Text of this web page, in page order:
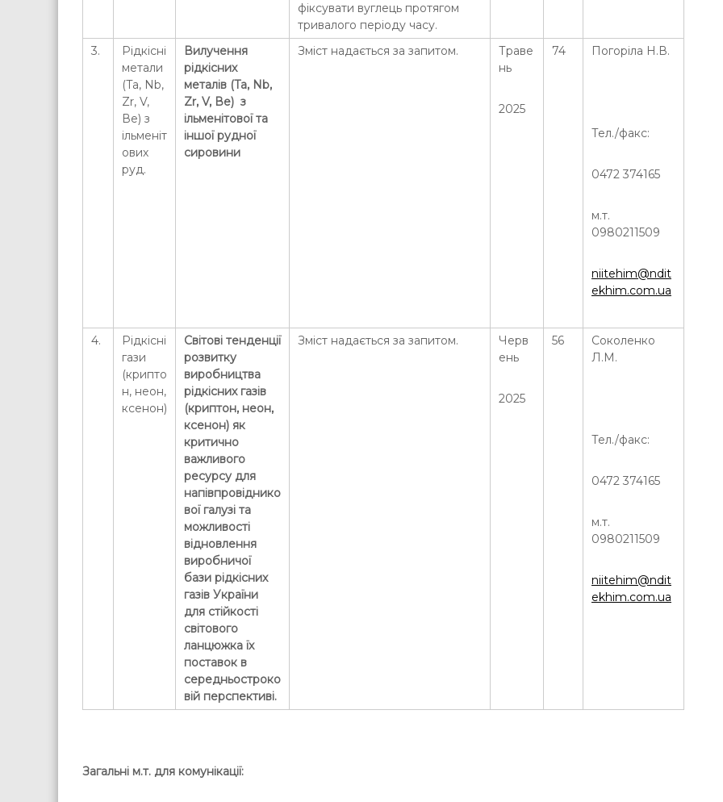
фіксувати вуглець протягом
тривалого періоду часу.
3.
Рідкісні
метали
(Ta, Nb,
Zr, V,
Ве) з
ільменіт
ових
руд.
Вилучення
рідкісних
металів (Ta, Nb,
Zr, V, Ве) з
ільменітової та
іншої рудної
сировини
Зміст надається за запитом.
Траве
нь
2025
74 Погоріла Н.В.
Тел./факс:
0472 374165
м.т.
0980211509
niitehim@ndit
ekhim.com.ua
4.
Рідкісні
гази
(крипто
н, неон,
ксенон)
Світові тенденції
розвитку
виробництва
рідкісних газів
(криптон, неон,
ксенон) як
критично
важливого
ресурсу для
напівпровіднико
вої галузі та
можливості
відновлення
виробничої
бази рідкісних
газів України
для стійкості
світового
ланцюжка їх
поставок в
середньостроко
вій перспективі.
Зміст надається за запитом.
Черв
ень
2025
56
Соколенко
Л.М.
Тел./факс:
0472 374165
м.т.
0980211509
niitehim@ndit
ekhim.com.ua
Загальні м.т. для комунікації: